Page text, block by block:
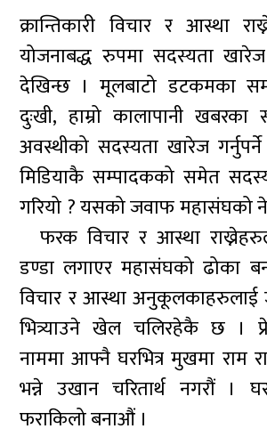
क्रान्तिकारी विचार र आस्था
योजनाबद्ध रुपमा सदस्यता
देखिन्छ । मूलबाटो डटकमका
दुःखी, हाम्रो कालापानी
अवस्थीको सदस्यता खारेज
मिडियाकै सम्पादकको समेत
गरियो ? यसको जवाफ महासंघको
फरक विचार र आस्था
डण्डा लगाएर महासंघको ढोका
विचार र आस्था अनुकूलकाहरुलाई
भित्र्याउने खेल चलिरहेकै छ ।
नाममा आफ्नै घरभित्र मुखमा राम
भन्ने उखान चरितार्थ नगरौं ।
फराकिलो बनाऔं ।